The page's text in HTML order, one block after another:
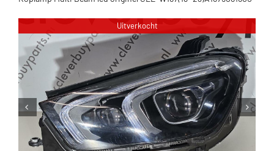
Uitverkocht